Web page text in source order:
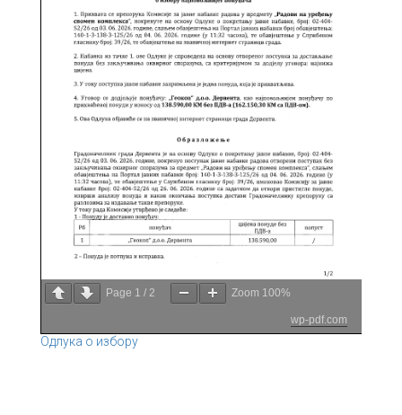
Page 1 / 2 Zoom 100%
wp-pdf.com
Одлука о избору